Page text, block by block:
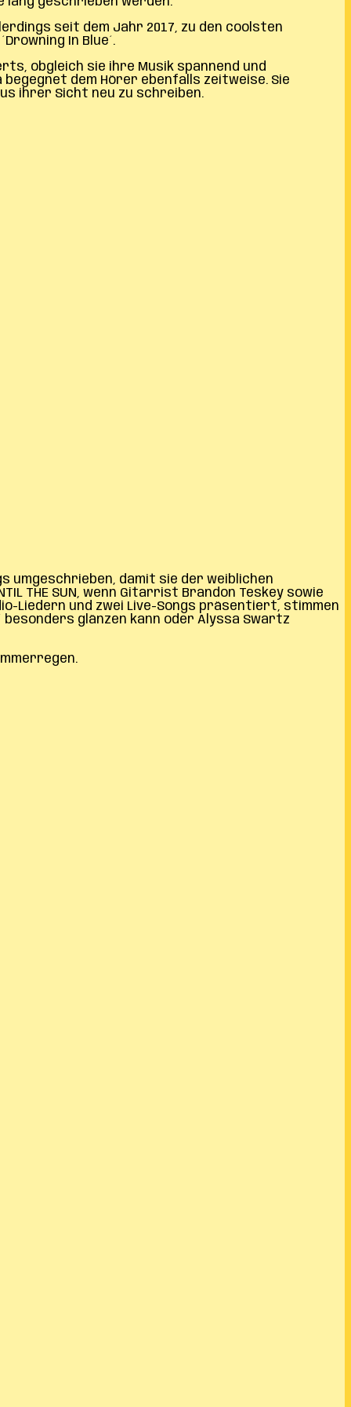
seit dem Jahr 2017, zu den coolsten
In Blue´.
obgleich sie ihre Musik spannend und
dem Hörer ebenfalls zeitweise. Sie
ihrer Sicht neu zu schreiben.
umgeschrieben, damit sie der weiblichen
THE SUN, wenn Gitarrist Brandon Teskey sowie
Liedern und zwei Live-Songs präsentiert, stimmen
glänzen kann oder Alyssa Swartz